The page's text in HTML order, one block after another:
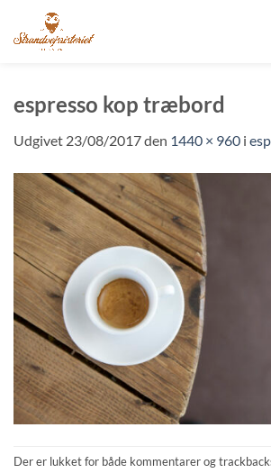
indhold
espresso kop træbord
Udgivet 23/08/2017den 1440 × 960 i
Der er lukket for både kommentarer og